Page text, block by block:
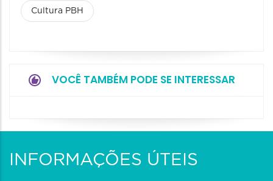
Cultura PBH
VOCÊ TAMBÉM PODE SE INTERESSAR
INFORMAÇÕES ÚTEIS